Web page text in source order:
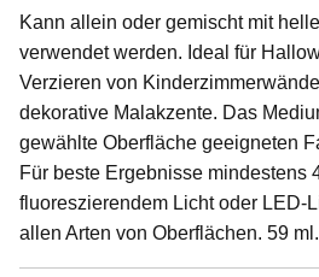
Kann allein oder gemischt mit
verwendet werden. Ideal für
Verzieren von
dekorative Malakzente. Das
gewählte Oberfläche geeigneten
Für beste Ergebnisse mindestens
fluoreszierendem Licht oder LED-
allen Arten von Oberflächen. 59 ml.